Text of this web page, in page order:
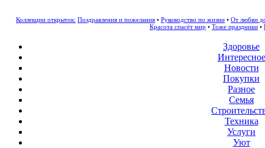
Коллекции открыток: Поздравления и пожелания • Руководство по жизни • От любви
Красота спасёт мир • Тоже праздники •
Здоровье
Интересное
Новости
Покупки
Разное
Семья
Техника
Услуги
Уют